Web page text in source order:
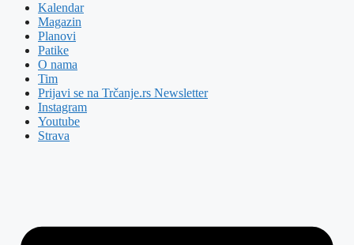
Kalendar
Magazin
Planovi
Patike
O nama
Tim
Prijavi se na Trčanje.rs Newsletter
Instagram
Youtube
Strava